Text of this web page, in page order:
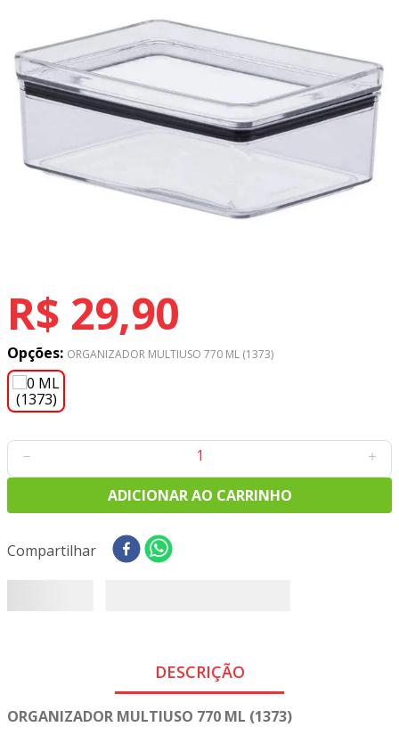
R$ 29,90
Opções: ORGANIZADOR MULTIUSO 770 ML (1373)
＋
－
ADICIONAR AO CARRINHO
Compartilhar
DESCRIÇÃO
ORGANIZADOR MULTIUSO 770 ML (1373)
tecido oxford
10º toalha mesa